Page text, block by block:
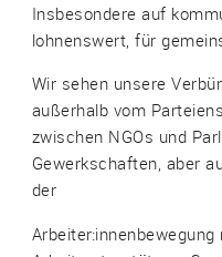
Insbesondere auf
lohnenswert, für
Wir sehen unsere
außerhalb vom
zwischen NGOs und
Gewerkschaften, aber
der